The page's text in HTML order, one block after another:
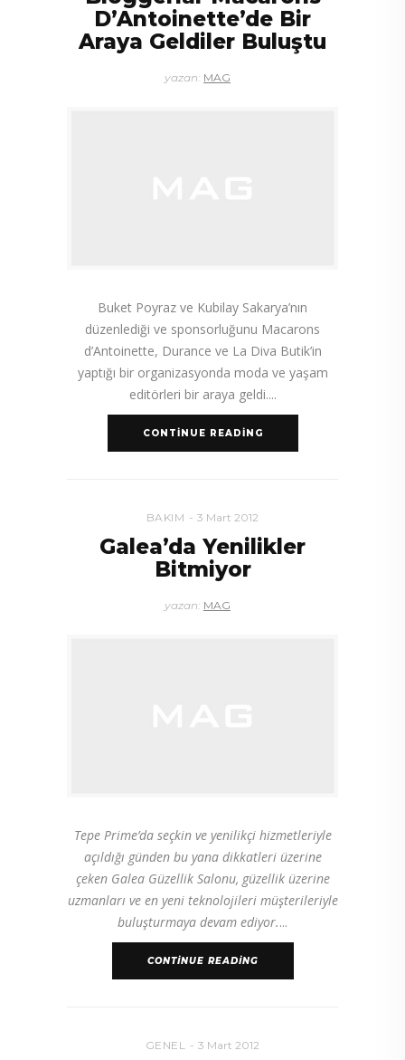
D’Antoinette’de Bir
Araya Geldiler Buluştu
yazan: MAG
Buket Poyraz ve Kubilay Sakarya’nın
düzenlediği ve sponsorluğunu Macarons
d’Antoinette, Durance ve La Diva Butik’in
yaptığı bir organizasyonda moda ve yaşam
editörleri bir araya geldi.
CONTINUE READING
BAKIM 3 Mart 2012
Galea’da Yenilikler
Bitmiyor
yazan: MAG
Tepe Prime’da seçkin ve yenilikçi hizmetleriyle
açıldığı günden bu yana dikkatleri üzerine
çeken Galea Güzellik Salonu, güzellik üzerine
uzmanları ve en yeni teknolojileri müşterileriyle
buluşturmaya devam ediyor.
CONTINUE READING
GENEL 3 Mart 2012